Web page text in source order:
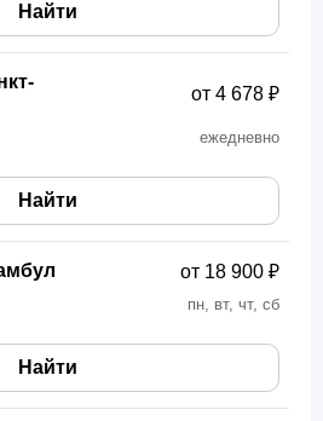
Найти
ежедневно
от 4 678 ₽
Найти
пн, вт, чт, сб
от 18 900 ₽
Найти